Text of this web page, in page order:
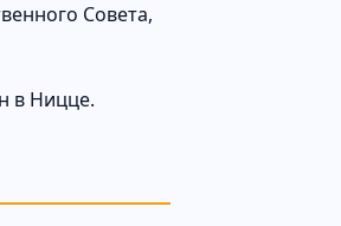
Совета,
в Ницце.